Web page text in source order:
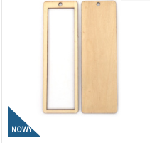
NOWY